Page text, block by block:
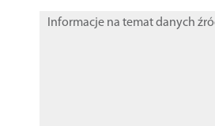
Informacje na temat danych